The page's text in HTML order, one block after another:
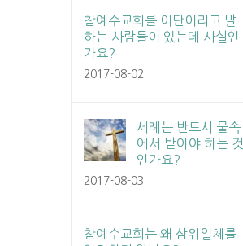
참예수교회를 이단이라고 말
하는 사람들이 있는데 사실인
가요?
2017-08-02
세례는 반드시 물속
에서 받아야 하는 것
인가요?
2017-08-03
참예수교회는 왜 삼위일체를